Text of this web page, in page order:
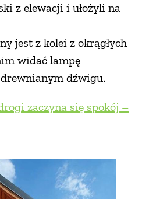
z elewacji i ułożyli na
jest z kolei z okrągłych
widać lampę
dźwigu.
zaczyna się spokój –